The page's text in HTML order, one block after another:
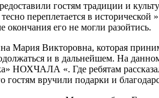
гостям традиции и
тесно переплетается в
окончания его не могли разойтись.
Мария Викторовна, которая
и в дальнейшем. На
НОХЧАЛА «. Где ребятам
гостям вручили подарки и